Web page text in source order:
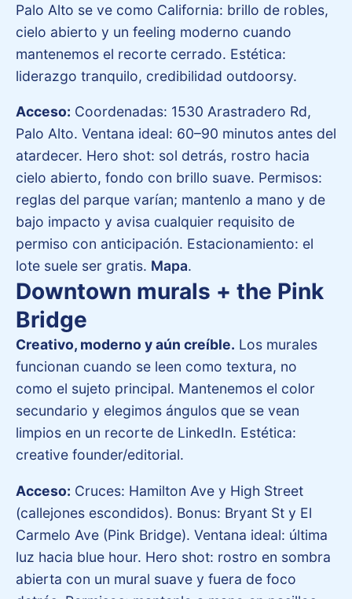
Palo Alto se ve como California: brillo de robles,
cielo abierto y un feeling moderno cuando
mantenemos el recorte cerrado. Estética:
liderazgo tranquilo, credibilidad outdoorsy.
Acceso: Coordenadas: 1530 Arastradero Rd,
Palo Alto. Ventana ideal: 60–90 minutos antes del
atardecer. Hero shot: sol detrás, rostro hacia
cielo abierto, fondo con brillo suave. Permisos:
reglas del parque varían; mantenlo a mano y de
bajo impacto y avisa cualquier requisito de
permiso con anticipación. Estacionamiento: el
lote suele ser gratis. Mapa.
Downtown murals + the Pink
Bridge
Creativo, moderno y aún creíble. Los murales
funcionan cuando se leen como textura, no
como el sujeto principal. Mantenemos el color
secundario y elegimos ángulos que se vean
limpios en un recorte de LinkedIn. Estética:
creative founder/editorial.
Acceso: Cruces: Hamilton Ave y High Street
(callejones escondidos). Bonus: Bryant St y El
Carmelo Ave (Pink Bridge). Ventana ideal: última
luz hacia blue hour. Hero shot: rostro en sombra
abierta con un mural suave y fuera de foco